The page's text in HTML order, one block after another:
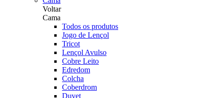
Voltar
Cama
Todos os produtos
Jogo de Lençol
Tricot
Lençol Avulso
Cobre Leito
Edredom
Colcha
Coberdrom
Duvet